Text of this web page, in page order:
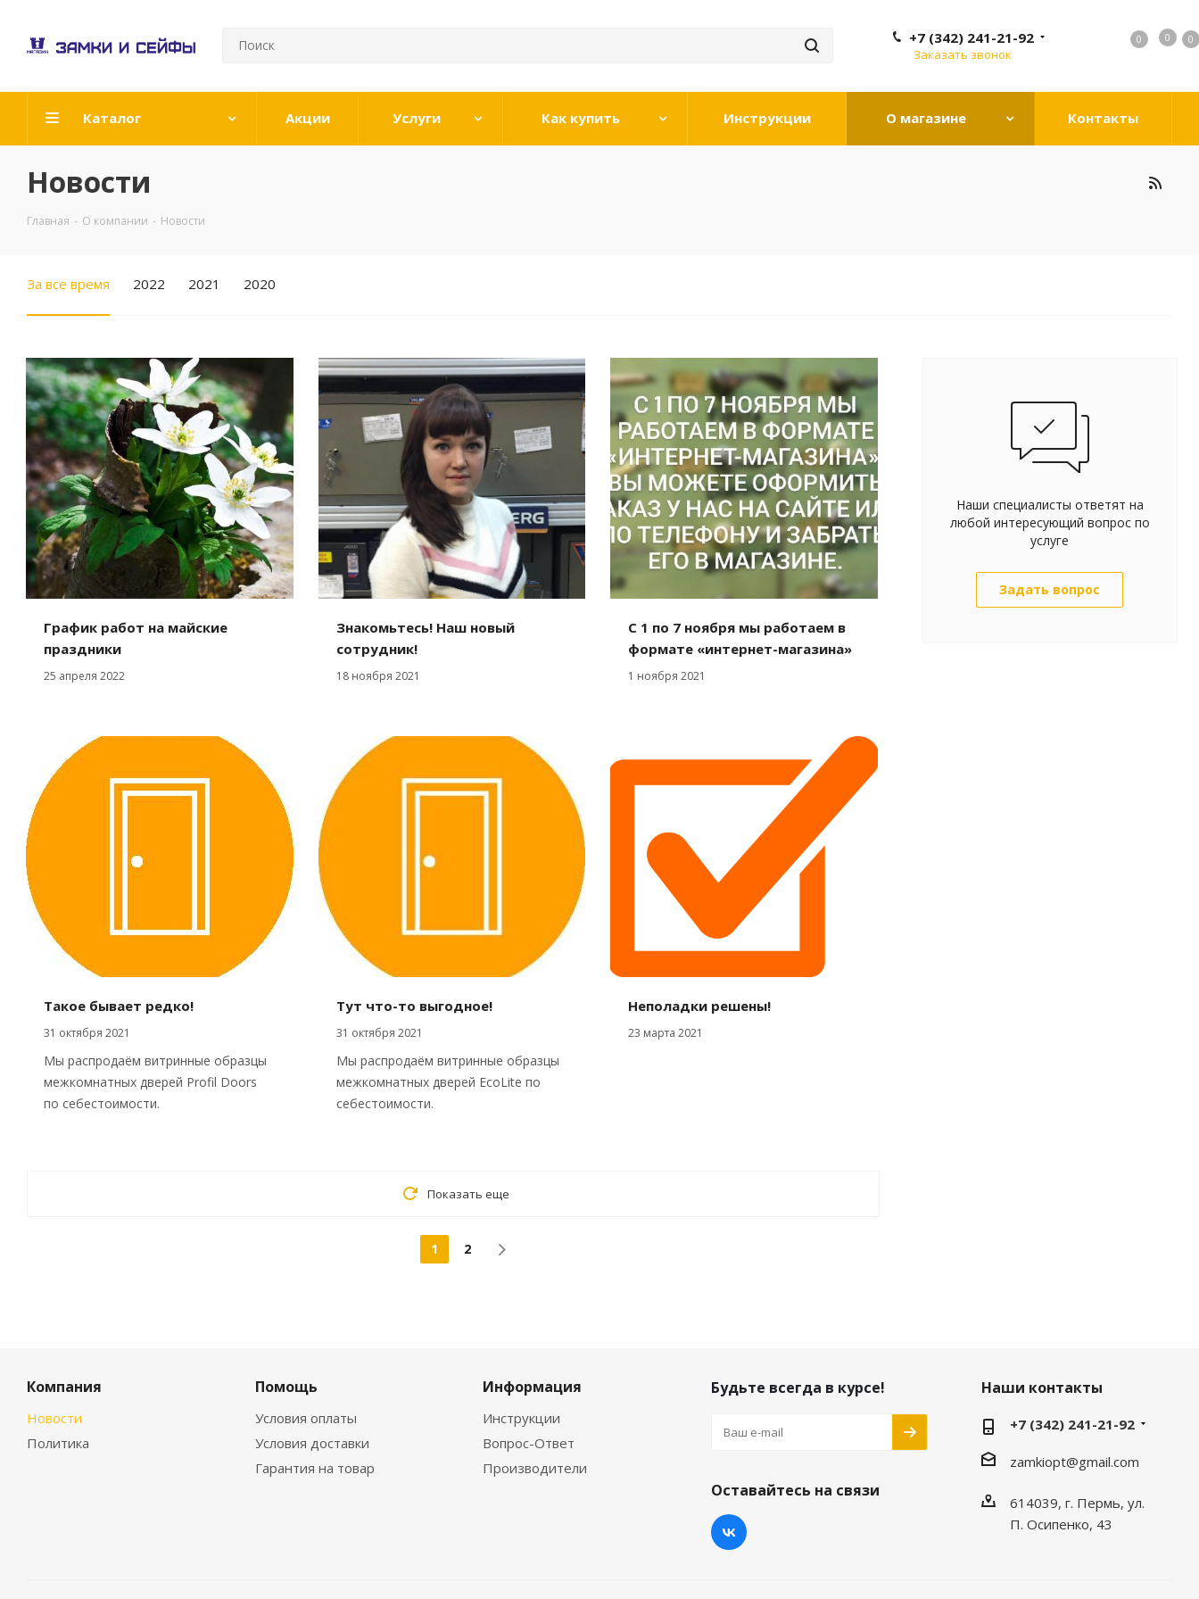
0 0 0
0
+7 (342) 241-21-92
Заказать звонок
Каталог Акции Услуги Как купить Инструкции О магазине Контакты
Новости
Главная - О компании - Новости
За все время 2022 2021 2020
График работ на майские
праздники
25 апреля 2022
Знакомьтесь! Наш новый
сотрудник!
18 ноября 2021
С 1 по 7 ноября мы работаем в
формате «интернет-магазина»
1 ноября 2021
Такое бывает редко!
31 октября 2021
Мы распродаём витринные образцы
межкомнатных дверей Profil Doors
по себестоимости.
Тут что-то выгодное!
31 октября 2021
Мы распродаём витринные образцы
межкомнатных дверей EcoLite по
себестоимости.
Неполадки решены!
23 марта 2021
Показать еще
1 2
Наши специалисты ответят на
любой интересующий вопрос по
услуге
Задать вопрос
Компания
Новости
Политика
Помощь
Условия оплаты
Условия доставки
Гарантия на товар
Информация
Инструкции
Вопрос-Ответ
Производители
Будьте всегда в курсе!
Оставайтесь на связи
Наши контакты
+7 (342) 241-21-92
zamkiopt@gmail.com
614039, г. Пермь, ул.
П. Осипенко, 43